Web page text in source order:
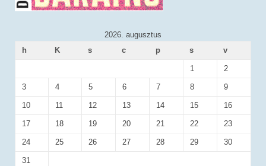
2026. augusztus
h
K s c p s v
1 2
3 4 5 6 7 8 9
10 11 12 13 14 15 16
17 18 19 20 21 22 23
24 25 26 27 28 29 30
31